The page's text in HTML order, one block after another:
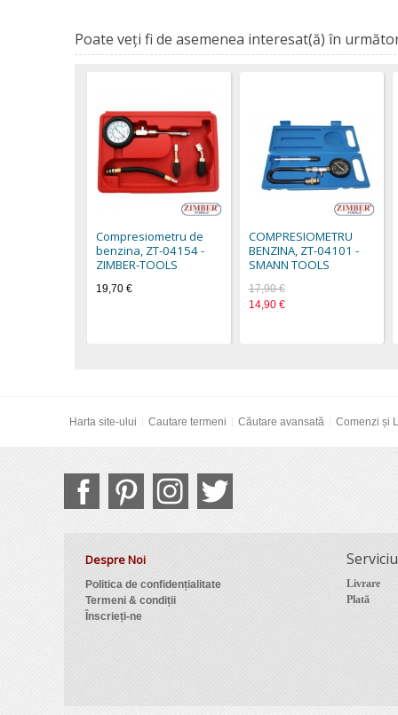
Poate veţi fi de asemenea interesat(ă) în
Compresiometru de
benzina, ZT-04154 -
ZIMBER-TOOLS
19,70 €
COMPRESIOMETRU
BENZINA, ZT-04101 -
SMANN TOOLS
17,90 €
14,90 €
Harta site-ului Cautare termeni Căutare avansată Comenzi și
Despre Noi
Politica de confidențialitate
Termeni & condiții
Înscrieți-ne
Livrare
Plată